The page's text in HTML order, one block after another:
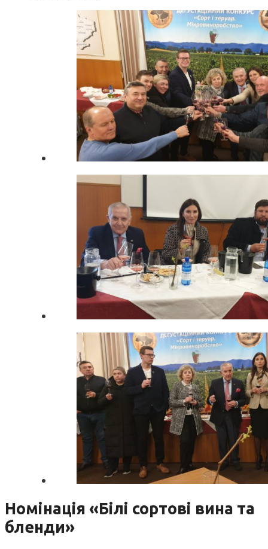
Номінація «Білі сортові вина та
бленди»